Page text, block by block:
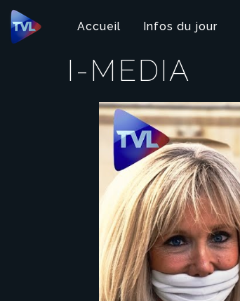
Panneau de gestion des cookies
Accueil Infos du jour
I-MEDIA